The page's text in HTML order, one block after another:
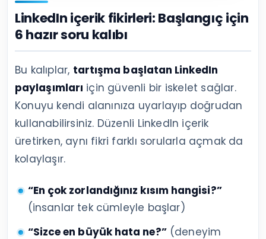
LinkedIn içerik fikirleri: Başlangıç için
6 hazır soru kalıbı
Bu kalıplar, tartışma başlatan LinkedIn
paylaşımları için güvenli bir iskelet sağlar.
Konuyu kendi alanınıza uyarlayıp doğrudan
kullanabilirsiniz. Düzenli LinkedIn içerik
üretirken, aynı fikri farklı sorularla açmak da
kolaylaşır.
“En çok zorlandığınız kısım hangisi?”
(insanlar tek cümleyle başlar)
“Sizce en büyük hata ne?”(deneyim